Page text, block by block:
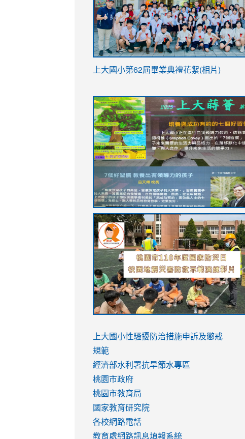
link
YfDQppRvyMk686kIw6SBbssEIZ6WnT/
usp=sharing
上大國小第62屆畢業典禮花絮(相片)
to
https://drive.google.com/file/d/1I-
YfDQppRvyMk686kIw6SBbssEIZ6WnT/
usp=sharing
to
https://sites.google.com/stes.tyc.edu.tw/
link
to
https://sites.google.com/stes.tyc.edu.tw/
link
to
https://drive.google.com/file/d/
usp=sharing
link
to
https://youtu.be/jJOMVWY3-
8M
link
to
https://drive.google.com/file/d/
usp=sharing
to
https://www.youtube.com/watch?
v=hC_gdZndU9s
to
https://www.youtube.com/watch?
v=hC_gdZndU9s
link
to
https://www.youtube.com/watch?
v=mfpNykQ0g4M
上大國小性騷擾防治措施申訴及懲戒
規範
經濟部水利署抗旱節水專區
桃園市政府
桃園市教育局
國家教育研究院
各校網路電話
教育處網路訊息填報系統